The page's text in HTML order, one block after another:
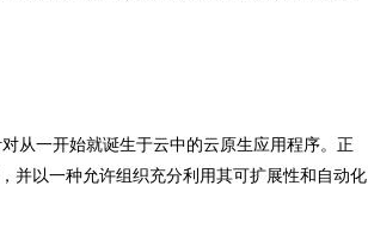
从一开始就诞生于云中的云原生应用程序。正
并以一种允许组织充分利用其可扩展性和自动化